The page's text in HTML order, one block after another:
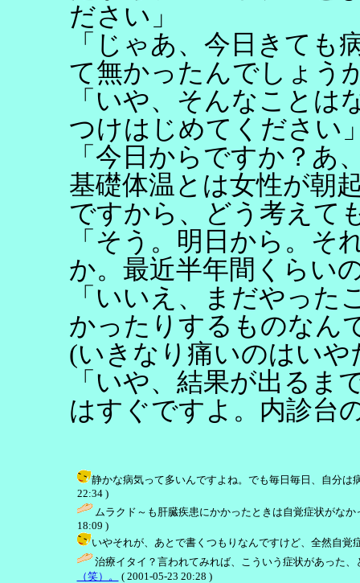
ださい」
「じゃあ、今日きても
て無かったんでしょう
「いや、そんなことは
つけはじめてください
「今日からですか？あ
基礎体温とは女性が朝
ですから、どう考えて
「そう。明日から。そ
か。最近半年間くらい
「いいえ、まだやった
かったりするものなん
(いきなり痛いのはい
「いや、結果が出るま
はすぐですよ。内診台
静かな病気って多いんですよね。でも毎日毎日、自分は
22:34 )
ムラクド～も肝臓疾患にかかったときは自覚症状がな
18:09 )
いやそれが、あとで書くつもりなんですけど、全然自
治療イタイ？言われてみれば、こういう症状があった
（笑）。
( 2001-05-23 20:28 )